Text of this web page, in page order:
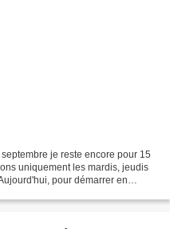
je reste encore pour 15
uniquement les mardis, jeudis
pour démarrer en